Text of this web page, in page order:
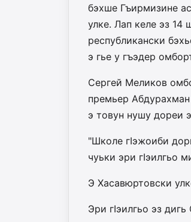
бэхше Гъирмизине
улке. Лап келе эз
республикански
э гье у гъэдер
Сергей Меликов
премьер
э товун нушу дореи
"Школе гIэжоиби
чуьки эри гIэилгьо
Э Хасавюртовски
Эри гIэилгьо эз